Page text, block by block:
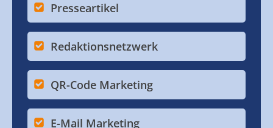
Presseartikel
Redaktionsnetzwerk
QR-Code Marketing
E-Mail Marketing